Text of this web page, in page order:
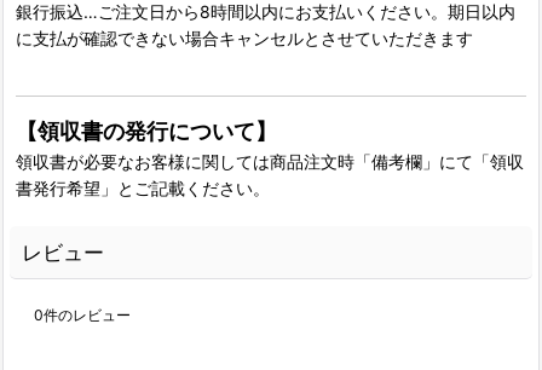
銀行振込…ご注文日から8時間以内にお支払いください。期日以内
に支払が確認できない場合キャンセルとさせていただきます
【領収書の発行について】
領収書が必要なお客様に関しては商品注文時「備考欄」にて「領収
書発行希望」とご記載ください。
レビュー
0件のレビュー